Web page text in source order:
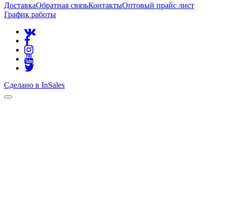
ДоставкаОбратная связьКонтактыОптовый прайс лист
График работы
Сделано в InSales